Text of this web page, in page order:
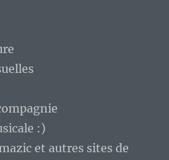
:)
et autres sites de